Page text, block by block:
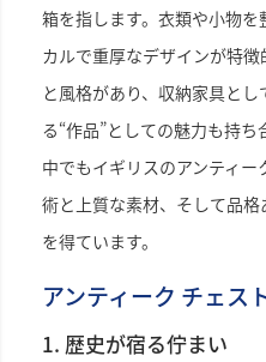
箱を指します。衣類や小物
カルで重厚なデザインが特
と風格があり、収納家具と
る“作品”としての魅力も持ち
中でもイギリスのアンティ
術と上質な素材、そして品
を得ています。
アンティーク チェス
1. 歴史が宿る佇まい